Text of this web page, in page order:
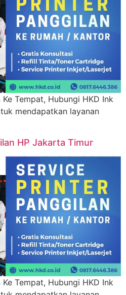
Tempat, Hubungi HKD Ink
mendapatkan layanan
HP Jakarta Timur
Tempat, Hubungi HKD Ink